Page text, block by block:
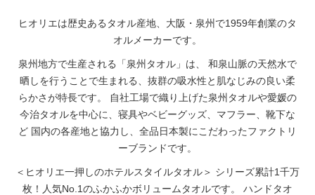
ヒオリエは歴史あるタオル産地、大阪・泉州で1959年創業のタ
オルメーカーです。
泉州地方で生産される「泉州タオル」は、
和泉山脈の天然水で
晒しを行うことで生まれる、抜群の吸水性と肌なじみの良い柔
らかさが特長です。
自社工場で織り上げた泉州タオルや愛媛の
今治タオルを中心に、寝具やベビーグッズ、マフラー、靴下な
ど 国内の各産地と協力し、全品日本製にこだわったファクトリ
ーブランドです。
＜ヒオリエ一押しのホテルスタイルタオル＞ シリーズ累計1千万
枚！人気No.1のふかふかボリュームタオルです。
ハンドタオ